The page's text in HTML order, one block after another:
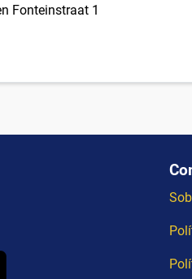
Fonteinstraat 1